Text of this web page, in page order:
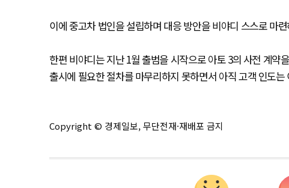
이에 중고차 법인을 설립하며 대응 방안을 비야디 스스로 마
한편 비야디는 지난 1월 출범을 시작으로 아토 3의 사전 계
출시에 필요한 절차를 마무리하지 못하면서 아직 고객 인도는
Copyright © 경제일보, 무단전재·재배포 금지